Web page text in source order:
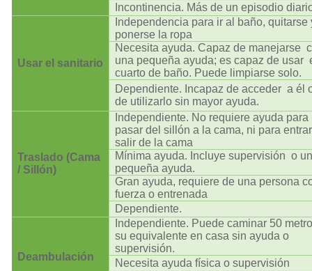
Incontinencia. Más de un episodio
Usar el sanitario
Independencia para ir al baño, quitarse
ponerse la ropa
Necesita ayuda. Capaz de manejarse
una pequeña ayuda; es capaz de usar
cuarto de baño. Puede limpiarse solo.
Dependiente. Incapaz de acceder a él
de utilizarlo sin mayor ayuda.
Traslado (Cama
/ Sillón)
Independiente. No requiere ayuda para
pasar del sillón a la cama, ni para
salir de la cama
Mínima ayuda. Incluye supervisión o
pequeña ayuda.
Gran ayuda, requiere de una persona
fuerza o entrenada
Dependiente.
Deambulación
Independiente. Puede caminar 50
su equivalente en casa sin ayuda o
supervisión.
Necesita ayuda física o supervisión